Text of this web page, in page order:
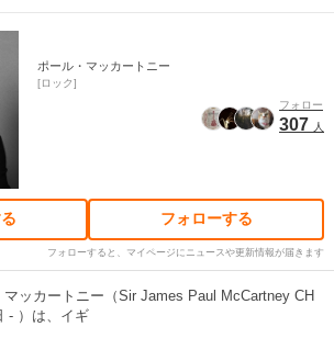
ポール・マッカートニー
ロック
フォロー
307 人
フォローする
フォローすると、マイページにニュースや更新情報が届きます
ッカートニー（Sir James Paul McCartney CH
- ）は、イギ